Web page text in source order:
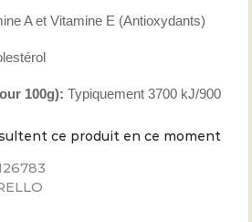
A et Vitamine E (Antioxydants)
100g): Typiquement 3700 kJ/900
ce produit en ce moment